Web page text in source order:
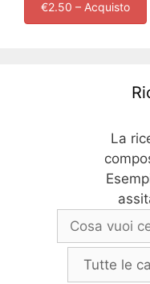
€2.50 – Acquisto
La